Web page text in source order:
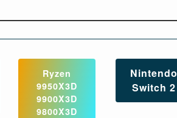
Ryzen
9950X3D
9900X3D
9800X3D
Nintendo
Switch 2